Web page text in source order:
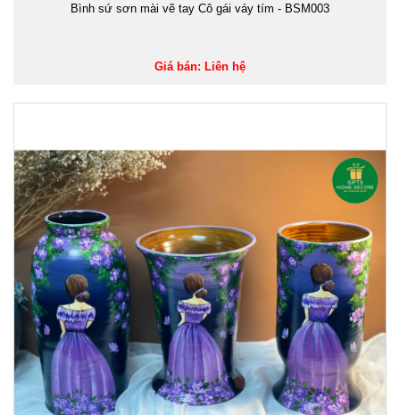
Bình sứ sơn mài vẽ tay Cô gái váy tím - BSM003
Giá bán: Liên hệ